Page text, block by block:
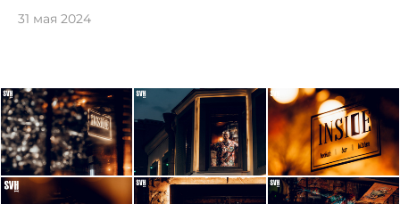
31 мая 2024